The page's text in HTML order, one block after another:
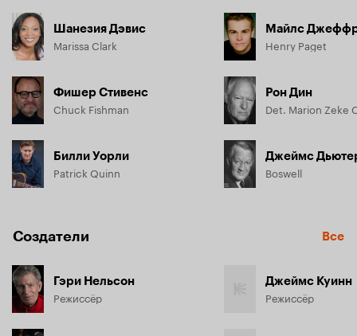
Шанезия Дэвис
Marissa Clark
Фишер Стивенс
Chuck Fishman
Билли Уорли
Patrick Quinn
Майлс
Henry Paget
Рон Дин
Det. Marion Zeke
Джеймс
Boswell
Создатели Все
Гэри Нельсон
Режиссёр
Джеймс Куинн
Режиссёр